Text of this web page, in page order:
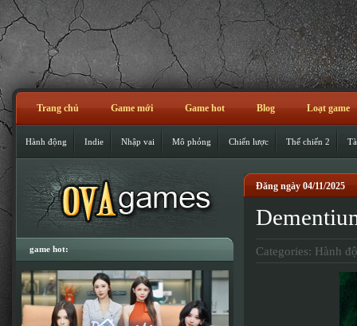
Trang chủ Game mới Game hot Blog Loạt game
Hành động Indie Nhập vai Mô phỏng Chiến lược Thế chiến 2
Đăng ngày 04/11/2025
Categories: Hành
game hot: